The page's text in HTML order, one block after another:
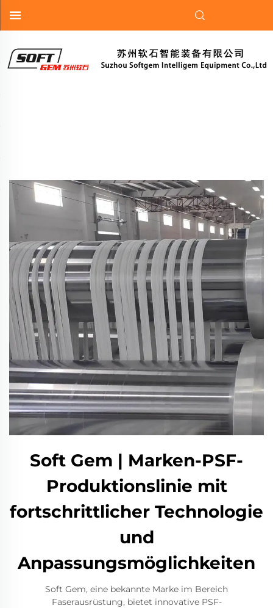
Soft Gem | Marken-PSF-
Produktionslinie mit
fortschrittlicher Technologie
und
Anpassungsmöglichkeiten
Soft Gem, eine bekannte Marke im Bereich
Faserausrüstung, bietet innovative PSF-